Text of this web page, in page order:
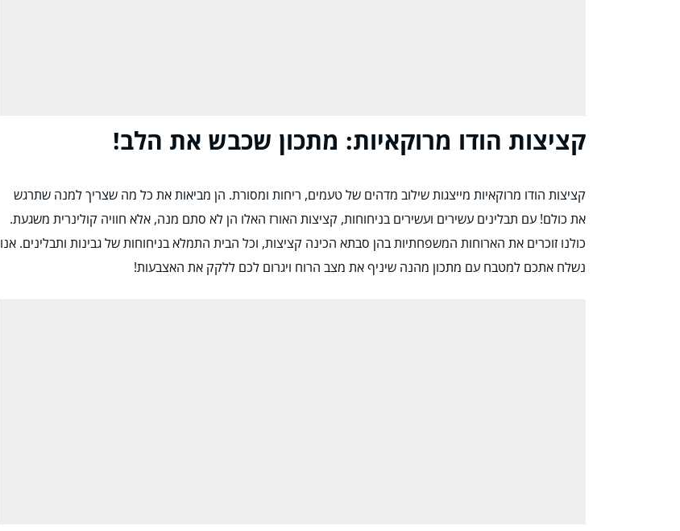
קציצות הודו מרוקאיות: מתכון שכבש את הלב!
קציצות הודו מרוקאיות מייצגות שילוב מדהים של טעמים, ריחות ומסורת. הן מביאות את כל מה שצריך למנה שתרגש
את כולם! עם תבלינים עשירים ועשירים בניחוחות, קציצות האורז האלו הן לא סתם מנה, אלא חוויה קולינרית משגעת.
כולנו זוכרים את הארוחות המשפחתיות בהן סבתא הכינה קציצות, וכל הבית התמלא בניחוחות של גבינות ותבלינים. אנו
נשלח אתכם למטבח עם מתכון מהנה שיניף את מצב הרוח ויגרום לכם ללקק את האצבעות!